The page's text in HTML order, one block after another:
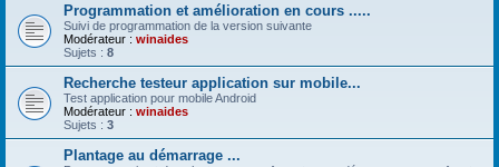
Programmation et amélioration en cours .....
Suivi de programmation de la version suivante
Modérateur : winaides
Sujets : 8
Recherche testeur application sur mobile...
Test application pour mobile Android
Modérateur : winaides
Sujets : 3
Plantage au démarrage ...